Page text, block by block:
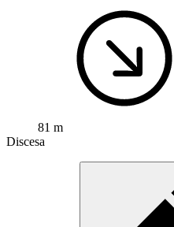
81 m
Discesa